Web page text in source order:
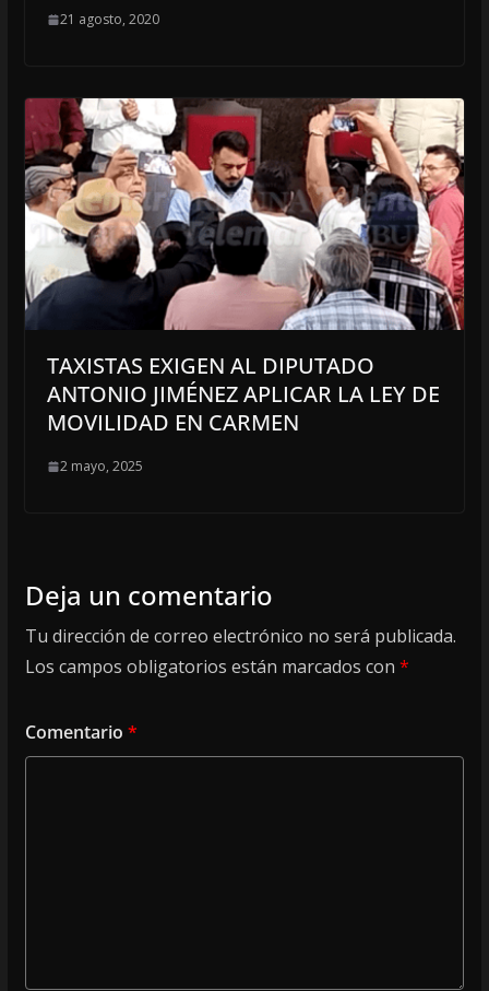
21 agosto, 2020
TAXISTAS EXIGEN AL DIPUTADO
ANTONIO JIMÉNEZ APLICAR LA LEY DE
MOVILIDAD EN CARMEN
2 mayo, 2025
Deja un comentario
Tu dirección de correo electrónico no será publicada.
Los campos obligatorios están marcados con *
Comentario *